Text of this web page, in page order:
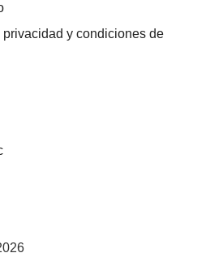
y condiciones de